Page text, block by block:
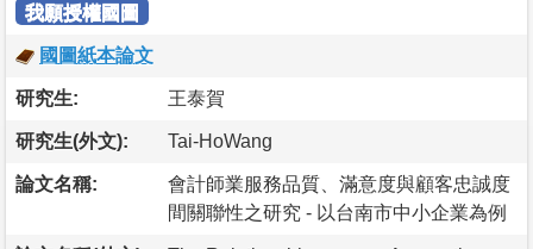
我願授權國圖
國圖紙本論文
研究生: 王泰賀
研究生(外文): Tai-HoWang
論文名稱:
會計師業服務品質、滿意度與顧客忠誠度
間關聯性之研究 - 以台南市中小企業為例